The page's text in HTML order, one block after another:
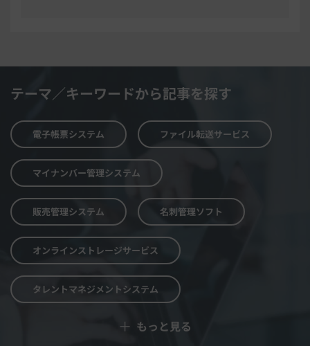
テーマ／キーワードから記事を探す
電子帳票システム ファイル転送サービス
マイナンバー管理システム
販売管理システム 名刺管理ソフト
オンラインストレージサービス
タレントマネジメントシステム
Web面接システム
＋ もっと見る